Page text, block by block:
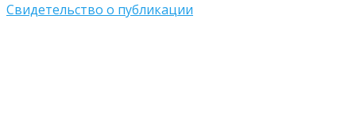
Свидетельство о публикации